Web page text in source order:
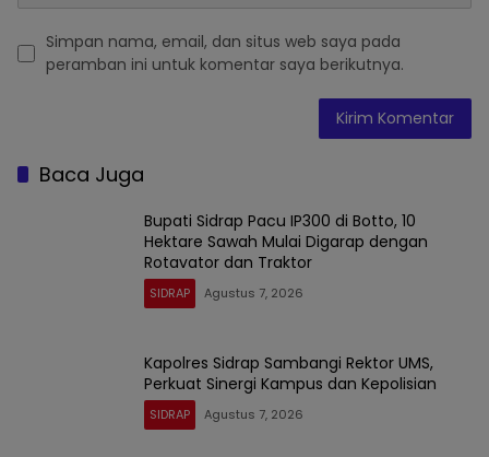
Simpan nama, email, dan situs web saya pada
peramban ini untuk komentar saya berikutnya.
Baca Juga
Bupati Sidrap Pacu IP300 di Botto, 10
Hektare Sawah Mulai Digarap dengan
Rotavator dan Traktor
SIDRAP Agustus 7, 2026
Kapolres Sidrap Sambangi Rektor UMS,
Perkuat Sinergi Kampus dan Kepolisian
SIDRAP Agustus 7, 2026